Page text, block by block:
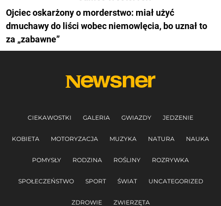
Ojciec oskarżony o morderstwo: miał użyć
dmuchawy do liści wobec niemowlęcia, bo uznał to
za „zabawne”
CIEKAWOSTKI GALERIA GWIAZDY JEDZENIE
KOBIETA MOTORYZACJA MUZYKA NATURA NAUKA
POMYSŁY RODZINA ROŚLINY ROZRYWKA
SPOŁECZEŃSTWO SPORT ŚWIAT UNCATEGORIZED
ZDROWIE ZWIERZĘTA